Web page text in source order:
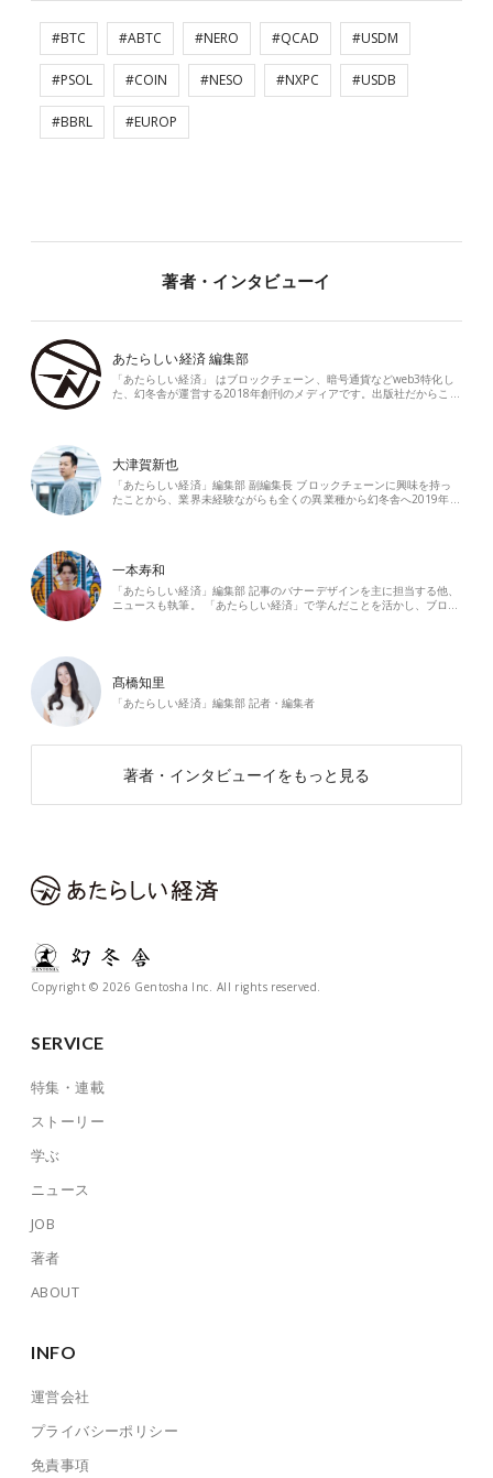
#BTC #ABTC #NERO #QCAD #USDM
#PSOL #COIN #NESO #NXPC #USDB
#BBRL #EUROP
著者・インタビューイ
あたらしい経済 編集部
「あたらしい経済」 はブロックチェーン、暗号通貨などweb3特化し
た、幻冬舎が運営する2018年創刊のメディアです。出版社だからこ…
大津賀新也
「あたらしい経済」編集部 副編集長 ブロックチェーンに興味を持っ
たことから、業界未経験ながらも全くの異業種から幻冬舎へ2019年…
一本寿和
「あたらしい経済」編集部 記事のバナーデザインを主に担当する他、
ニュースも執筆。 「あたらしい経済」で学んだことを活かし、ブロ…
髙橋知里
「あたらしい経済」編集部 記者・編集者
著者・インタビューイをもっと見る
Copyright © 2026 Gentosha Inc. All rights reserved.
SERVICE
特集・連載
ストーリー
学ぶ
ニュース
JOB
著者
ABOUT
INFO
運営会社
プライバシーポリシー
免責事項